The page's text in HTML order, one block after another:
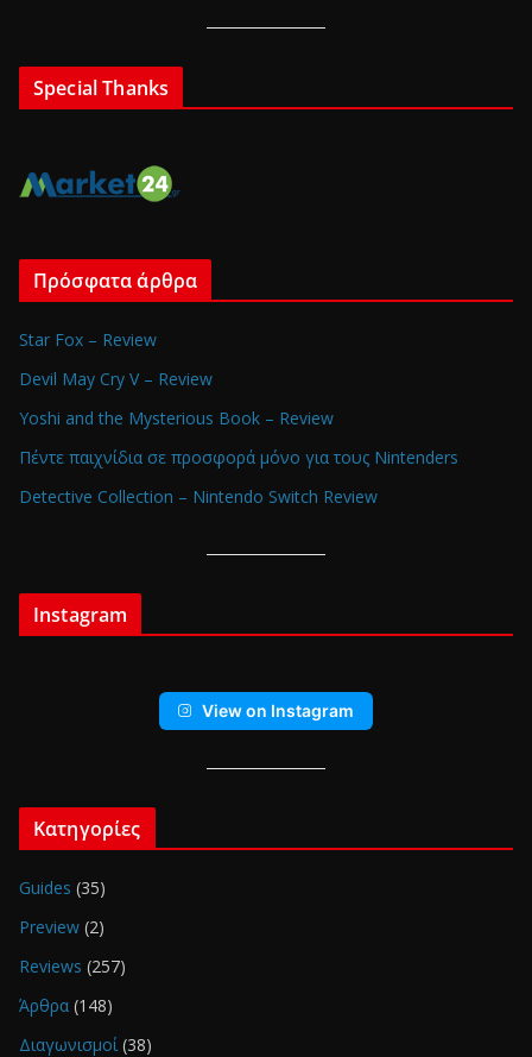
Special Thanks
Πρόσφατα άρθρα
Star Fox – Review
Devil May Cry V – Review
Yoshi and the Mysterious Book – Review
Πέντε παιχνίδια σε προσφορά μόνο για τους Nintenders
Detective Collection – Nintendo Switch Review
Instagram
View on Instagram
Κατηγορίες
Guides (35)
Preview (2)
Reviews (257)
Άρθρα (148)
Διαγωνισμοί(38)